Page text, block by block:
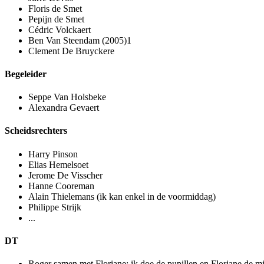
Floris de Smet
Pepijn de Smet
Cédric Volckaert
Ben Van Steendam (2005)1
Clement De Bruyckere
Begeleider
Seppe Van Holsbeke
Alexandra Gevaert
Scheidsrechters
Harry Pinson
Elias Hemelsoet
Jerome De Visscher
Hanne Cooreman
Alain Thielemans (ik kan enkel in de voormiddag)
Philippe Strijk
...
DT